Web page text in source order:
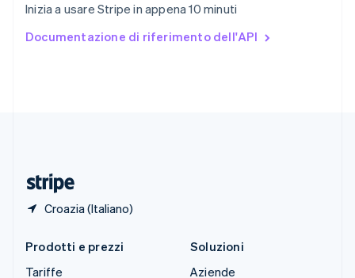
Inizia a usare Stripe in appena 10 minuti
Documentazione di riferimento dell'API
Croazia (Italiano)
EspañolEnglish
English Español 简体中文
Prodotti e prezzi
Tariffe
Soluzioni
Aziende